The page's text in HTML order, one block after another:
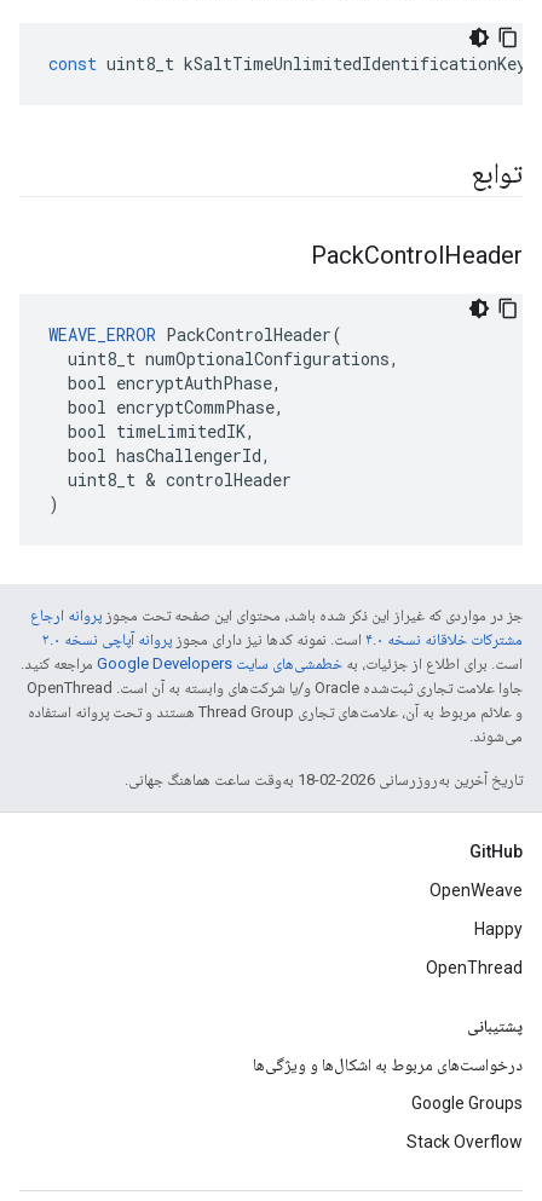
const uint8_t kSaltTimeUnlimitedIdentificationKey
توابع
PackControlHeader
WEAVE_ERROR PackControlHeader(
  uint8_t numOptionalConfigurations,
  bool encryptAuthPhase,
  bool encryptCommPhase,
  bool timeLimitedIK,
  bool hasChallengerId,
  uint8_t & controlHeader
)
جز در مواردی که غیراز این ذکر شده باشد، محتوای این صفحه تحت مجوز پروانه ارجاع
مشترکات خلاقانه نسخه ۴.۰
است. نمونه کدها نیز دارای مجوز پروانه آپاچی نسخه ۲.۰
است. برای اطلاع از جزئیات، به خطمشی‌های سایت Google Developers‏
مراجعه کنید.
جاوا علامت تجاری ثبت‌شده Oracle و/یا شرکت‌های وابسته به آن است. ‫OpenThread
و علائم مربوط به آن، علامت‌های تجاری Thread Group هستند و تحت پروانه استفاده
می‌شوند.
تاریخ آخرین به‌روزرسانی 2026-02-18 به‌وقت ساعت هماهنگ جهانی.
GitHub
OpenWeave
Happy
OpenThread
پشتیبانی
درخواست‌های مربوط به اشکال‌ها و ویژگی‌ها
Google Groups
Stack Overflow